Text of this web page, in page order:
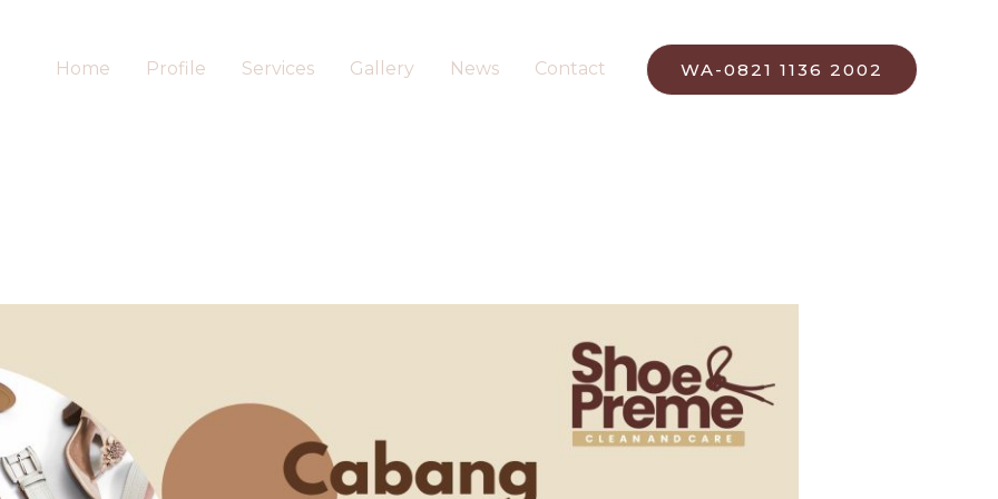
Home Profile Services Gallery News Contact WA-0821 1136 2002